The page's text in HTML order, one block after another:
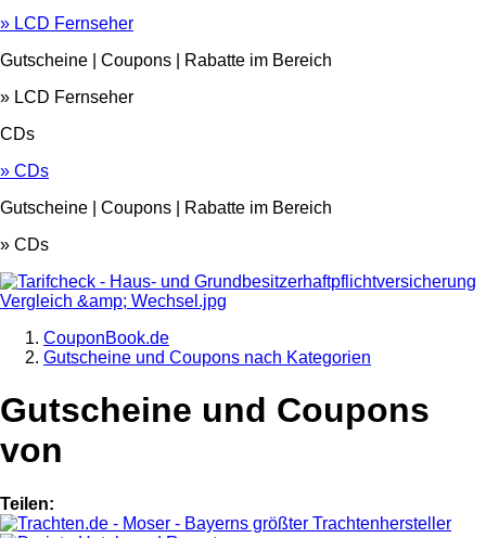
» LCD Fernseher
Gutscheine | Coupons | Rabatte im Bereich
» LCD Fernseher
CDs
» CDs
Gutscheine | Coupons | Rabatte im Bereich
» CDs
CouponBook.de
Gutscheine und Coupons nach Kategorien
Gutscheine und Coupons
von
Teilen: